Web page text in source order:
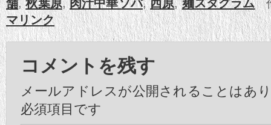
舗,秋葉原,肉汁中華ソバ,西原,麺スタグラム
マリンク
コメントを残す
メールアドレスが公開されることはあ
必須項目です